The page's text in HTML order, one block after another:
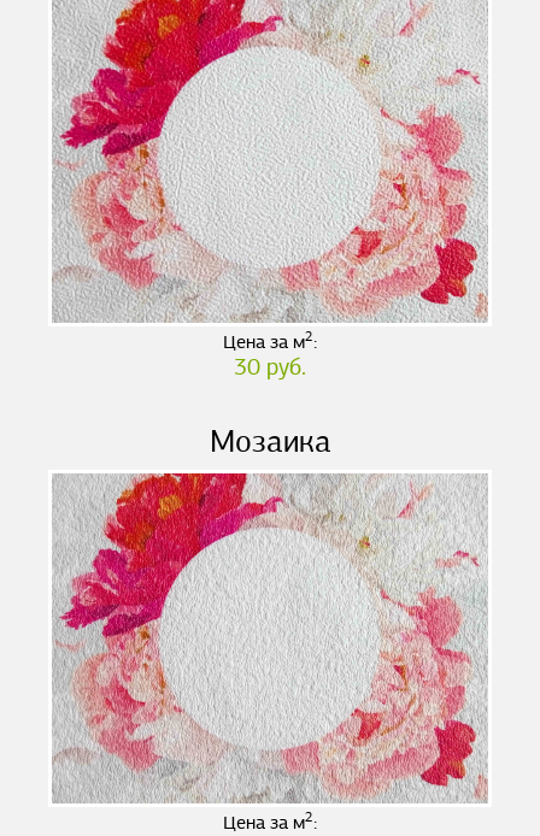
Цена за м2:
30 руб.
Мозаика
Цена за м2: